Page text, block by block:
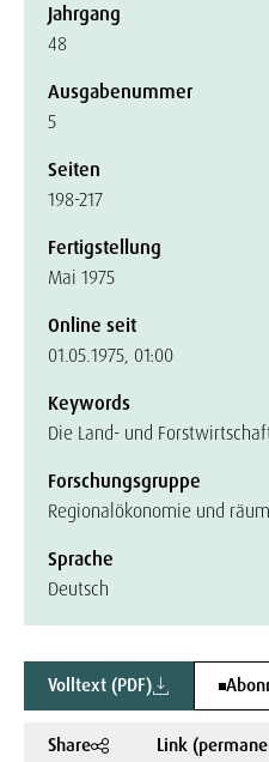
Jahrgang
48
Ausgabenummer
5
Seiten
198-217
Fertigstellung
Mai 1975
Online seit
01.05.1975, 01:00
Keywords
Die Land- und
Forschungsgruppe
Regionalökonomie und
Sprache
Deutsch
Volltext (PDF)
Share Link